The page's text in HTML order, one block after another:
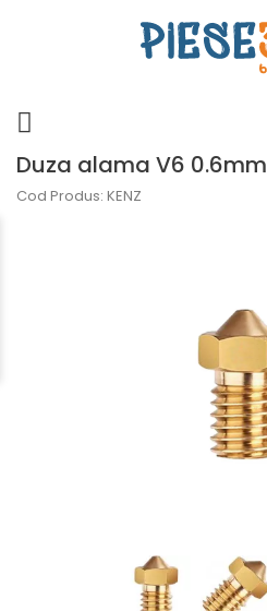
Duza alama V6 0.6mm
Cod Produs: KENZ